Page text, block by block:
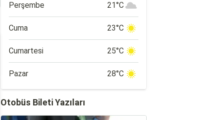
Perşembe 21°C
Cuma 23°C
Cumartesi 25°C
Pazar 28°C
Otobüs Bileti Yazıları